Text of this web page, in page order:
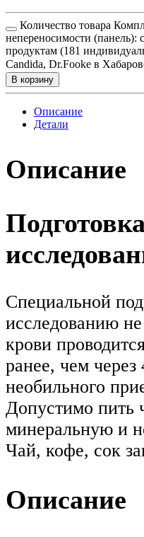
Количество товара
непереносимости (панель):
продуктам (181
Candida, Dr.Fooke в
В корзину
Описание
Детали
Описание
Специальной
исследованию не
крови
ранее, чем через
необильного
Допустимо пить
минеральную и
Чай, кофе, сок
Описание